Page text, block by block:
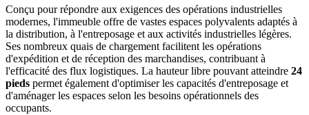
Conçu pour répondre aux exigences des opérations industrielles
modernes, l'immeuble offre de vastes espaces polyvalents adaptés à
la distribution, à l'entreposage et aux activités industrielles légères.
Ses nombreux quais de chargement facilitent les opérations
d'expédition et de réception des marchandises, contribuant à
l'efficacité des flux logistiques. La hauteur libre pouvant atteindre 24
pieds permet également d'optimiser les capacités d'entreposage et
d'aménager les espaces selon les besoins opérationnels des
occupants.